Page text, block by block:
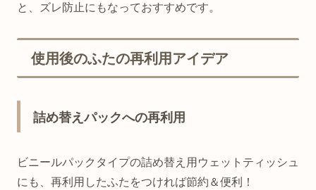
と、ズレ防止にもなっておすすめです。
使用後のふたの再利用アイデア
詰め替えパックへの再利用
ビニールパックタイプの詰め替え用ウェットティッシュ
にも、再利用したふたをつければ節約＆便利！